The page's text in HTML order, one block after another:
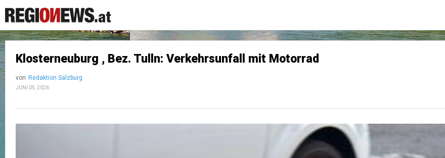
Klosterneuburg , Bez. Tulln: Verkehrsunfall mit Motorrad
von Redaktion Salzburg
JUNI 05, 2026